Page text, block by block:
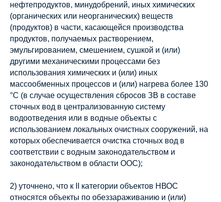
нефтепродуктов, минудобрений, иных химических
(органических или неорганических) веществ
(продуктов) в части, касающейся производства
продуктов, получаемых растворением,
эмульгированием, смешением, сушкой и (или)
другими механическими процессами без
использования химических и (или) иных
массообменных процессов и (или) нагрева более 130
°C (в случае осуществления сбросов ЗВ в составе
сточных вод в централизованную систему
водоотведения или в водные объекты с
использованием локальных очистных сооружений, на
которых обеспечивается очистка сточных вод в
соответствии с водным законодательством и
законодательством в области ООС);
2) уточнено, что к II категории объектов НВОС
относятся объекты по обеззараживанию и (или)